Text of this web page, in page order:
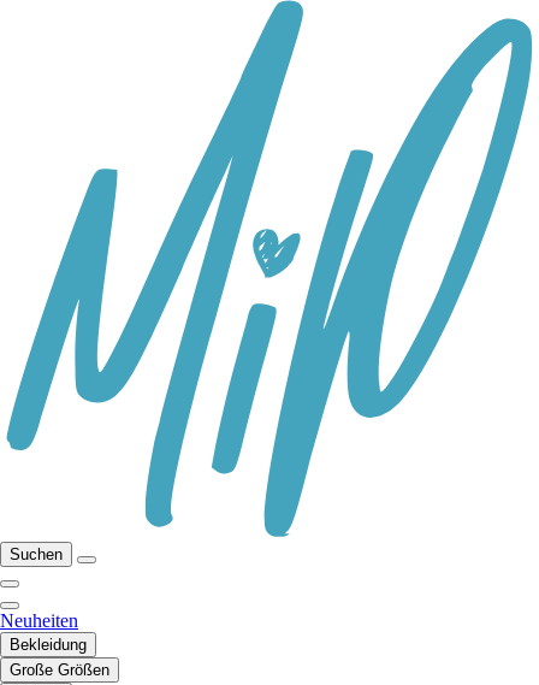
Suchen
Neuheiten
Bekleidung
Große Größen